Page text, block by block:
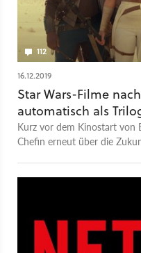
112
16.12.2019
Star Wars-Filme
automatisch als
Kurz vor dem Kinostart von
Chefin erneut über die